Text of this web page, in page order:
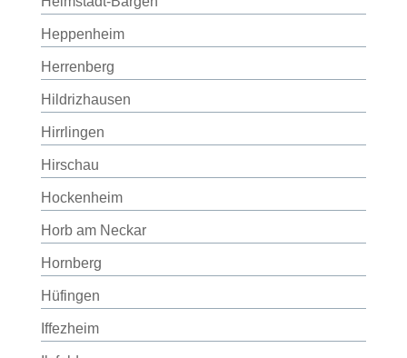
Heppenheim
Herrenberg
Hildrizhausen
Hirrlingen
Hirschau
Hockenheim
Horb am Neckar
Hornberg
Hüfingen
Iffezheim